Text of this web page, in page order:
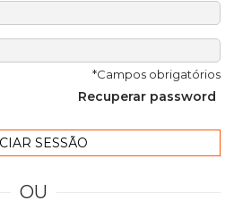
*Campos obrigatórios
Recuperar password
OU